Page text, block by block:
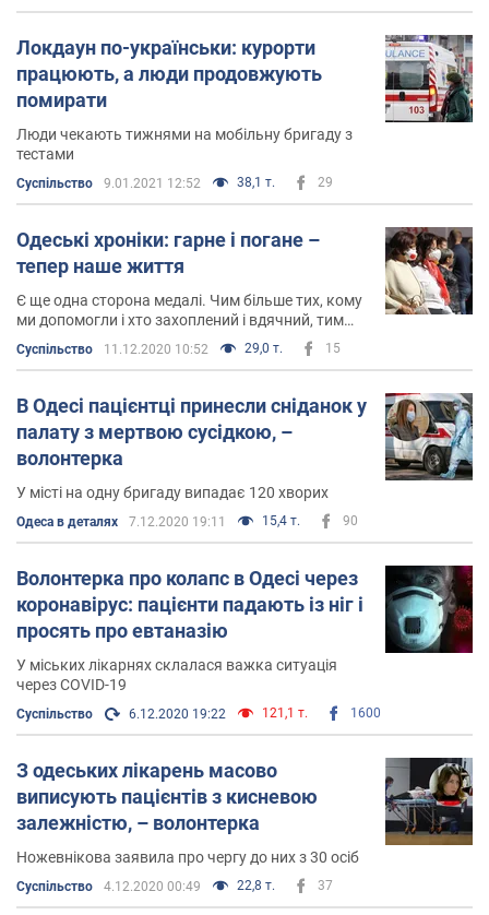
Локдаун по-українськи: курорти
працюють, а люди продовжують
помирати
Люди чекають тижнями на мобільну бригаду з
тестами
Суспільство 9.01.2021 12:52 38,1 т. 29
Одеські хроніки: гарне і погане –
тепер наше життя
Є ще одна сторона медалі. Чим більше тих, кому
ми допомогли і хто захоплений і вдячний, тим
більше тих, кому цікаво у що я одягнена, з ким я
спілкуюся
Суспільство 11.12.2020 10:52 29,0 т. 15
В Одесі пацієнтці принесли сніданок у
палату з мертвою сусідкою, –
волонтерка
У місті на одну бригаду випадає 120 хворих
Одеса в деталях 7.12.2020 19:11 15,4 т. 90
Волонтерка про колапс в Одесі через
коронавірус: пацієнти падають із ніг і
просять про евтаназію
У міських лікарнях склалася важка ситуація
через COVID-19
Суспільство 6.12.2020 19:22 121,1 т. 1600
З одеських лікарень масово
виписують пацієнтів з кисневою
залежністю, – волонтерка
Ножевнікова заявила про чергу до них з 30 осіб
Суспільство 4.12.2020 00:49 22,8 т. 37